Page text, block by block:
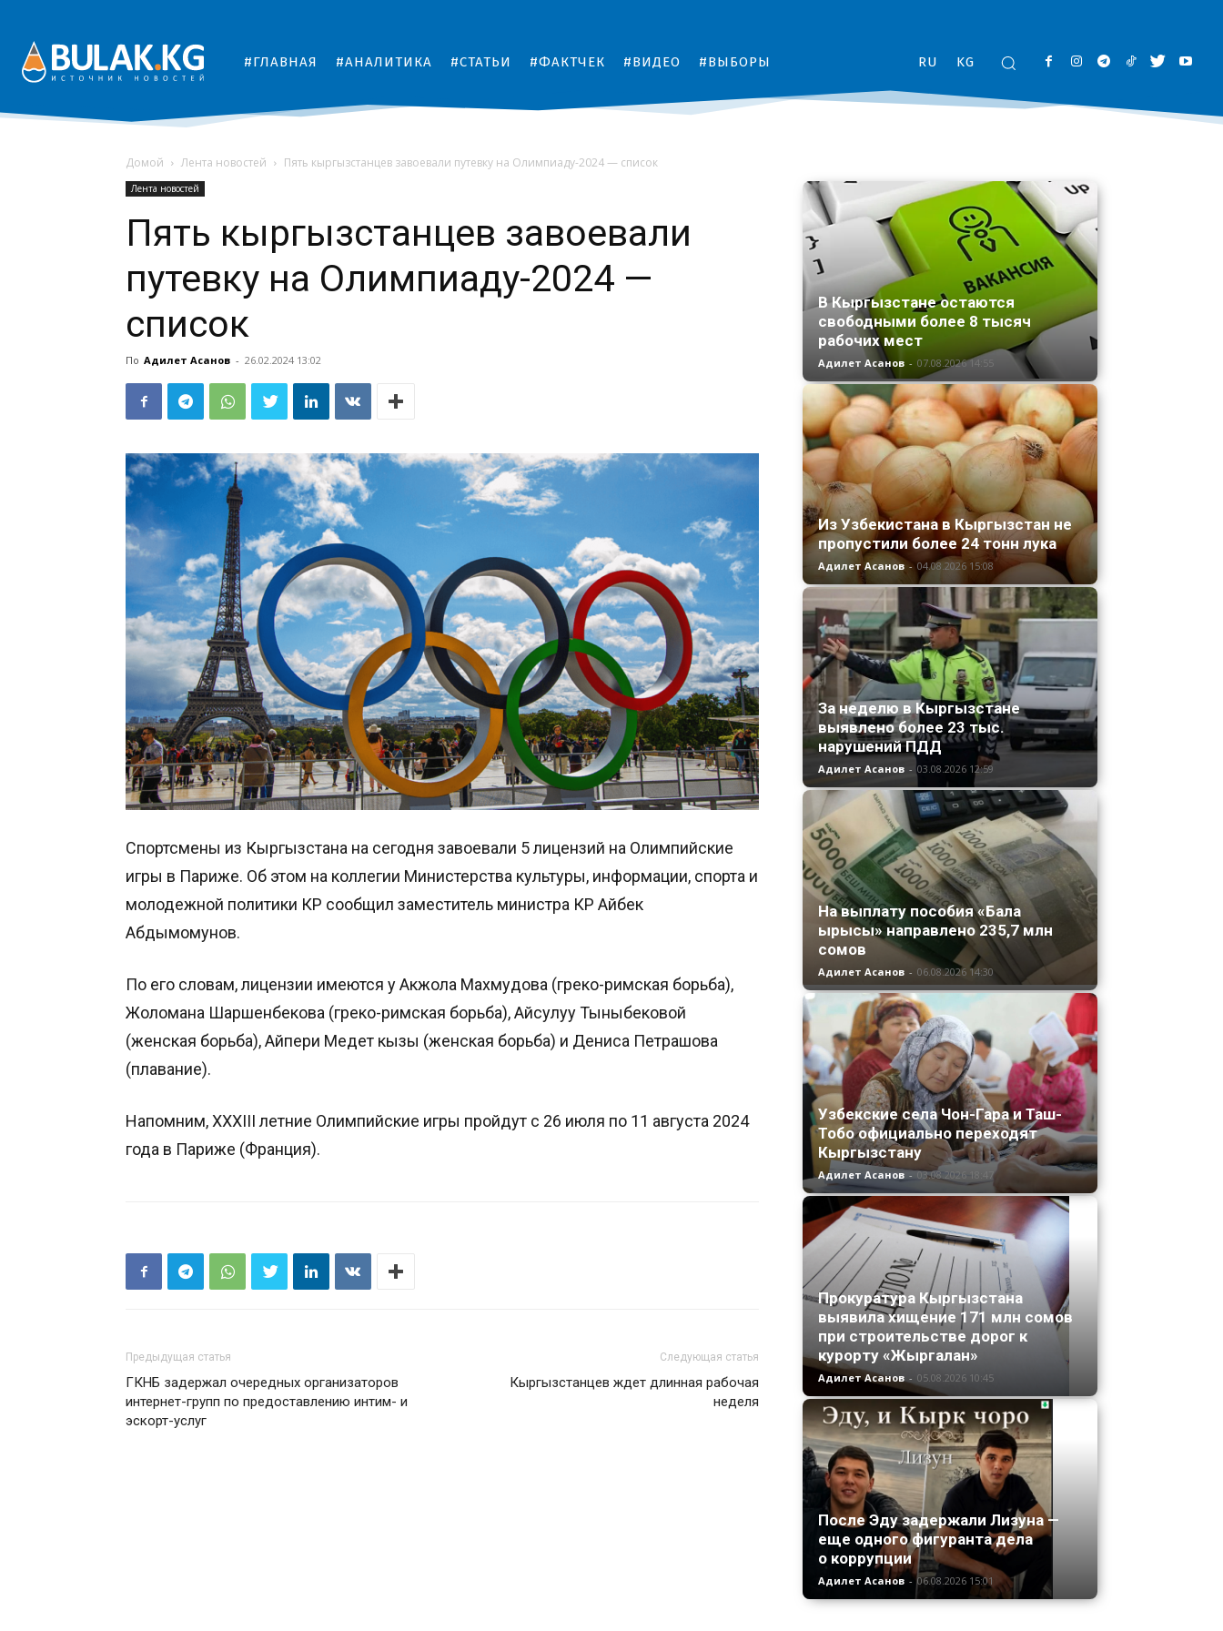
#ГЛАВНАЯ #АНАЛИТИКА #СТАТЬИ #ФАКТЧЕК #ВИДЕО #ВЫБОРЫ RU KG
Домой Лента новостей Пять кыргызстанцев завоевали путевку на Олимпиаду-2024 — список
Лента новостей
Пять кыргызстанцев завоевали
путевку на Олимпиаду-2024 —
список
По Адилет Асанов - 26.02.2024 13:02
Спортсмены из Кыргызстана на сегодня завоевали 5 лицензий на Олимпийские
игры в Париже. Об этом на коллегии Министерства культуры, информации, спорта и
молодежной политики КР сообщил заместитель министра КР Айбек
Абдымомунов.
По его словам, лицензии имеются у Акжола Махмудова (греко-римская борьба),
Жоломана Шаршенбекова (греко-римская борьба), Айсулуу Тыныбековой
(женская борьба), Айпери Медет кызы (женская борьба) и Дениса Петрашова
(плавание).
Напомним, XXXIII летние Олимпийские игры пройдут с 26 июля по 11 августа 2024
года в Париже (Франция).
Предыдущая статья
ГКНБ задержал очередных организаторов
интернет-групп по предоставлению интим- и
эскорт-услуг
Следующая статья
Кыргызстанцев ждет длинная рабочая
неделя
В Кыргызстане остаются
свободными более 8 тысяч
рабочих мест
Адилет Асанов - 07.08.2026 14:55
Из Узбекистана в Кыргызстан не
пропустили более 24 тонн лука
Адилет Асанов - 04.08.2026 15:08
За неделю в Кыргызстане
выявлено более 23 тыс.
нарушений ПДД
Адилет Асанов - 03.08.2026 12:59
На выплату пособия «Бала
ырысы» направлено 235,7 млн
сомов
Адилет Асанов - 06.08.2026 14:30
Узбекские села Чон-Гара и Таш-
Тобо официально переходят
Кыргызстану
Адилет Асанов - 03.08.2026 18:47
Прокуратура Кыргызстана
выявила хищение 171 млн сомов
при строительстве дорог к
курорту «Жыргалан»
Адилет Асанов - 05.08.2026 10:45
После Эду задержали Лизуна —
еще одного фигуранта дела
о коррупции
Адилет Асанов - 06.08.2026 15:01